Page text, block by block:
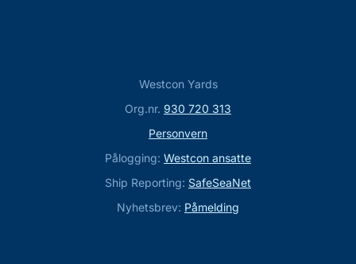
Westcon Yards
Org.nr. 930 720 313
Personvern
Pålogging: Westcon ansatte
Ship Reporting: SafeSeaNet
Nyhetsbrev: Påmelding